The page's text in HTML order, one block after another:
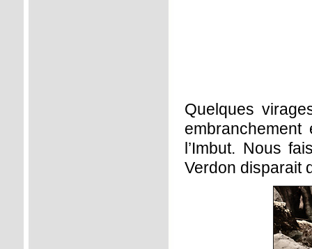
Quelques
l’Imbut. Nous
Verdon disparait